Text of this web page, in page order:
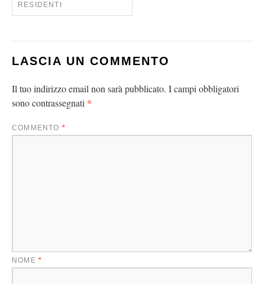
RESIDENTI
LASCIA UN COMMENTO
Il tuo indirizzo email non sarà pubblicato. I campi obbligatori
sono contrassegnati *
COMMENTO *
NOME *